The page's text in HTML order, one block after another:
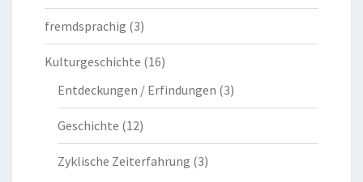
fremdsprachig (3)
Kulturgeschichte (16)
Entdeckungen / Erfindungen (3)
Geschichte (12)
Zyklische Zeiterfahrung (3)